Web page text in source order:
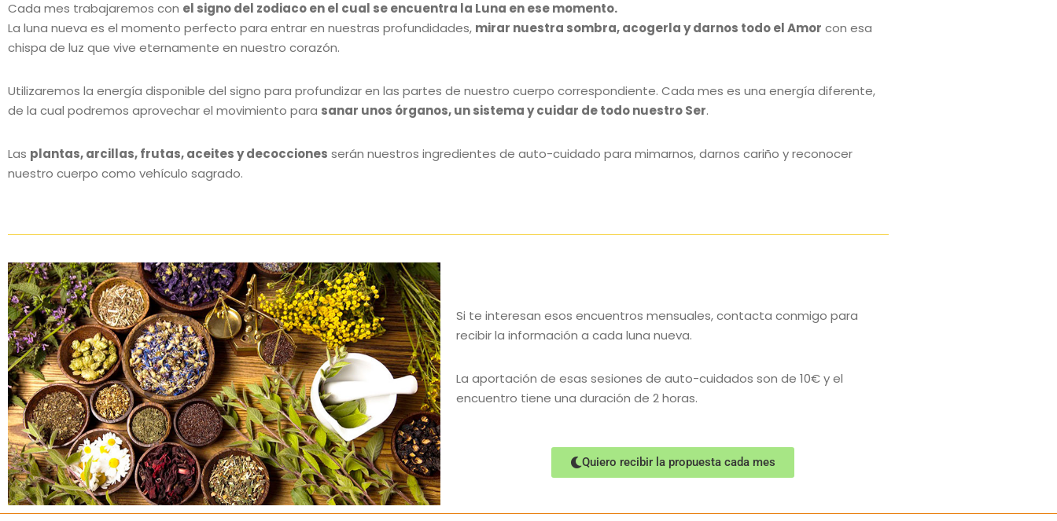
Cada mes trabajaremos con el signo del zodiaco en el cual se encuentra la Luna en ese momento.
La luna nueva es el momento perfecto para entrar en nuestras profundidades, mirar nuestra sombra, acogerla y darnos todo el Amor con esa
chispa de luz que vive eternamente en nuestro corazón.
Utilizaremos la energía disponible del signo para profundizar en las partes de nuestro cuerpo correspondiente. Cada mes es una energía diferente,
de la cual podremos aprovechar el movimiento para sanar unos órganos, un sistema y cuidar de todo nuestro Ser.
Las plantas, arcillas, frutas, aceites y decocciones serán nuestros ingredientes de auto-cuidado para mimarnos, darnos cariño y reconocer
nuestro cuerpo como vehículo sagrado.
Si te interesan esos encuentros mensuales, contacta conmigo para
recibir la información a cada luna nueva.
La aportación de esas sesiones de auto-cuidados son de 10€ y el
encuentro tiene una duración de 2 horas.
Quiero recibir la propuesta cada mes